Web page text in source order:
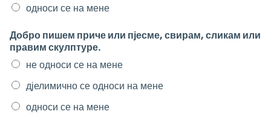
односи се на мене
Добро пишем приче или пјесме, свирам, сликам или
правим скулптуре.
не односи се на мене
дјелимично се односи на мене
односи се на мене